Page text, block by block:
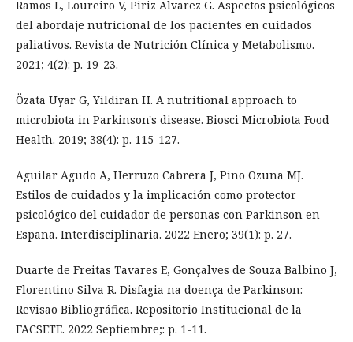
Ramos L, Loureiro V, Piriz Alvarez G. Aspectos psicológicos
del abordaje nutricional de los pacientes en cuidados
paliativos. Revista de Nutrición Clínica y Metabolismo.
2021; 4(2): p. 19-23.
Özata Uyar G, Yildiran H. A nutritional approach to
microbiota in Parkinson's disease. Biosci Microbiota Food
Health. 2019; 38(4): p. 115-127.
Aguilar Agudo A, Herruzo Cabrera J, Pino Ozuna MJ.
Estilos de cuidados y la implicación como protector
psicológico del cuidador de personas con Parkinson en
España. Interdisciplinaria. 2022 Enero; 39(1): p. 27.
Duarte de Freitas Tavares E, Gonçalves de Souza Balbino J,
Florentino Silva R. Disfagia na doença de Parkinson:
Revisão Bibliográfica. Repositorio Institucional de la
FACSETE. 2022 Septiembre;: p. 1-11.